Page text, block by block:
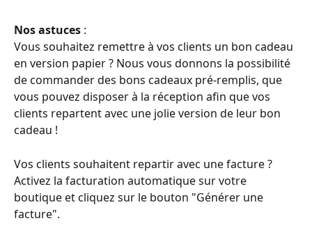
Nos astuces :
Vous souhaitez remettre à vos clients un bon cadeau
en version papier ? Nous vous donnons la possibilité
de commander des bons cadeaux pré-remplis, que
vous pouvez disposer à la réception afin que vos
clients repartent avec une jolie version de leur bon
cadeau !
Vos clients souhaitent repartir avec une facture ?
Activez la facturation automatique sur votre
boutique et cliquez sur le bouton "Générer une
facture".